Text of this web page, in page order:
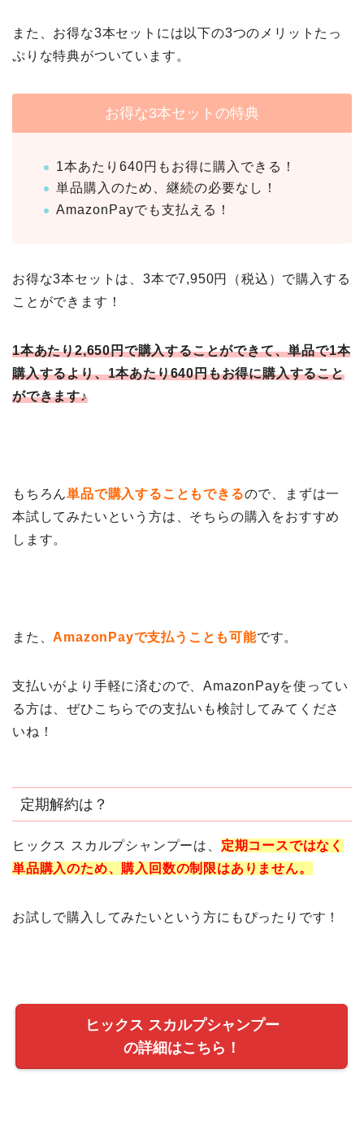
また、お得な3本セットには以下の3つのメリットたっ
ぷりな特典がついています。
お得な3本セットの特典
1本あたり640円もお得に購入できる！
単品購入のため、継続の必要なし！
AmazonPayでも支払える！
お得な3本セットは、3本で7,950円（税込）で購入する
ことができます！
1本あたり2,650円で購入することができて、単品で1本
購入するより、1本あたり640円もお得に購入すること
ができます♪
もちろん単品で購入することもできるので、まずは一
本試してみたいという方は、そちらの購入をおすすめ
します。
また、AmazonPayで支払うことも可能です。
支払いがより手軽に済むので、AmazonPayを使ってい
る方は、ぜひこちらでの支払いも検討してみてくださ
いね！
定期解約は？
ヒックス スカルプシャンプーは、 定期コースではなく
単品購入のため、購入回数の制限はありません。
お試しで購入してみたいという方にもぴったりです！
ヒックス スカルプシャンプー
の詳細はこちら！